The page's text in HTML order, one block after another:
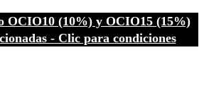
OCIO10 (10%) y OCIO15 (15%)
- Clic para condiciones